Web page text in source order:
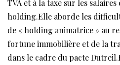
TVA et à la taxe sur les salaires
holding.Elle aborde les
de « holding animatrice » au
fortune immobilière et de la
dans le cadre du pacte